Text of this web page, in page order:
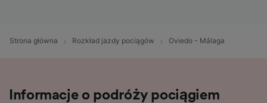
Strona główna Rozkład jazdy pociągów Oviedo - Málaga
Informacje o podróży pociągiem